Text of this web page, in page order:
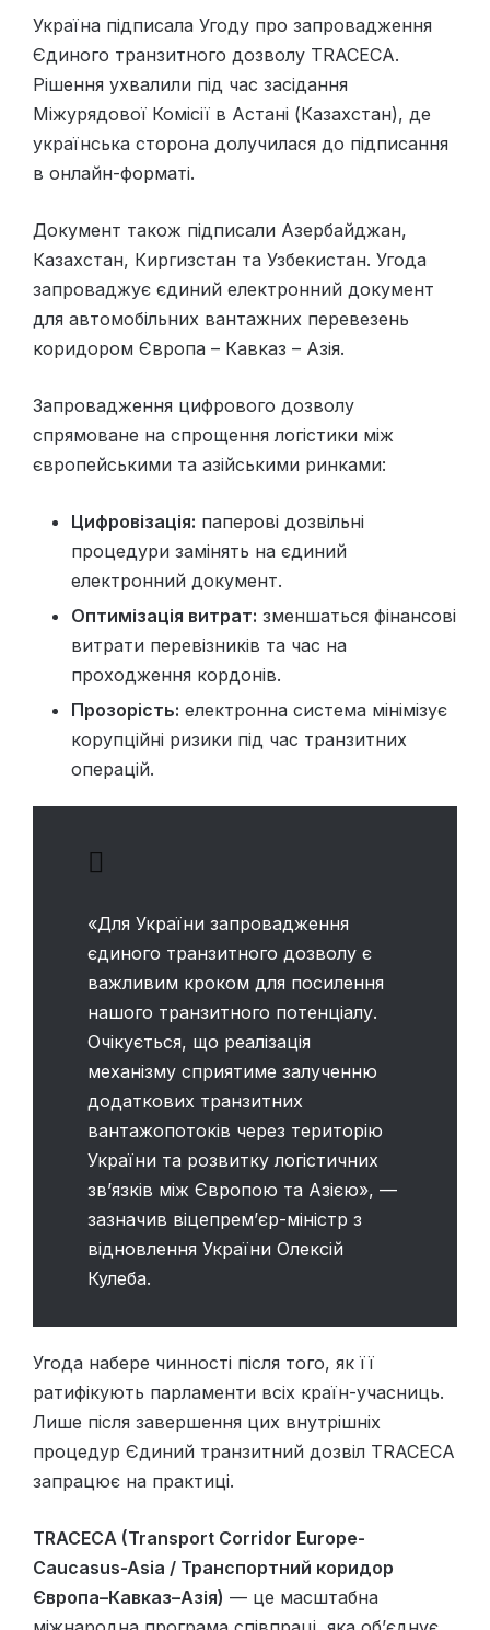
Україна підписала Угоду про запровадження
Єдиного транзитного дозволу TRACECA.
Рішення ухвалили під час засідання
Міжурядової Комісії в Астані (Казахстан), де
українська сторона долучилася до підписання
в онлайн-форматі.
Документ також підписали Азербайджан,
Казахстан, Киргизстан та Узбекистан. Угода
запроваджує єдиний електронний документ
для автомобільних вантажних перевезень
коридором Європа – Кавказ – Азія.
Запровадження цифрового дозволу
спрямоване на спрощення логістики між
європейськими та азійськими ринками:
Цифровізація: паперові дозвільні
процедури замінять на єдиний
електронний документ.
Оптимізація витрат: зменшаться фінансові
витрати перевізників та час на
проходження кордонів.
Прозорість: електронна система мінімізує
корупційні ризики під час транзитних
операцій.
«Для України запровадження
єдиного транзитного дозволу є
важливим кроком для посилення
нашого транзитного потенціалу.
Очікується, що реалізація
механізму сприятиме залученню
додаткових транзитних
вантажопотоків через територію
України та розвитку логістичних
зв’язків між Європою та Азією», —
зазначив віцепрем’єр-міністр з
відновлення України Олексій
Кулеба.
Угода набере чинності після того, як її
ратифікують парламенти всіх країн-учасниць.
Лише після завершення цих внутрішніх
процедур Єдиний транзитний дозвіл TRACECA
запрацює на практиці.
TRACECA (Transport Corridor Europe-
Caucasus-Asia / Транспортний коридор
Європа–Кавказ–Азія) — це масштабна